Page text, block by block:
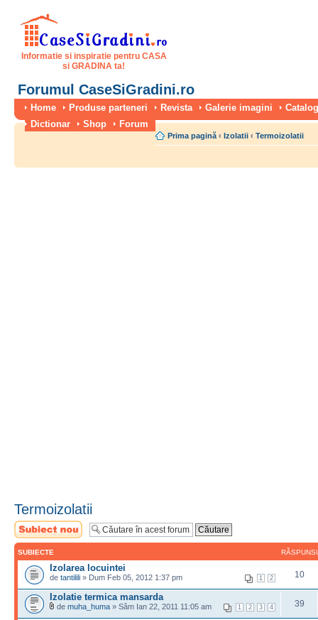
Informatie si inspiratie pentru CASA
si GRADINA ta!
Forumul CaseSiGradini.ro
Home Produse parteneri Revista Galerie imagini
Dictionar
Shop Forum
Prima pagină ‹ Izolatii ‹ Termoizolatii
Termoizolatii
Scrie un subiect
nou
SUBIECTE
Izolarea locuintei
1 2
de tantilili » Dum Feb 05, 2012 1:37 pm 10
Izolatie termica mansarda
1 2 3 4
de muha_huma » Sâm Ian 22, 2011 11:05 am 39